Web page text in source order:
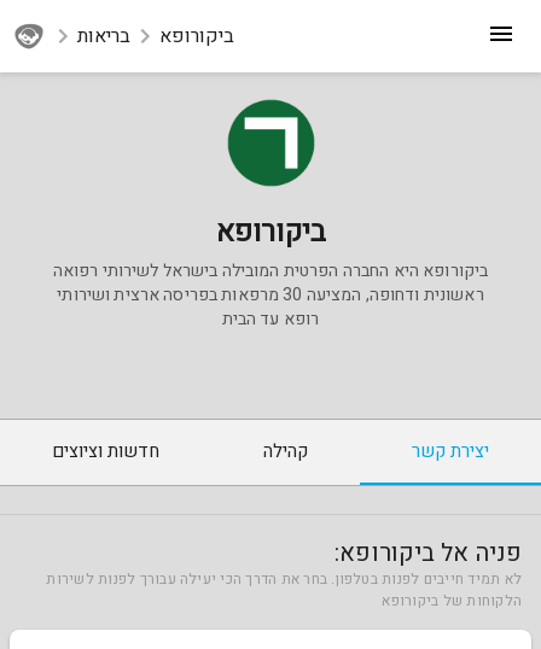
בריאות ביקורופא
ביקורופא
ביקורופא היא החברה הפרטית המובילה בישראל לשירותי רפואה
ראשונית ודחופה, המציעה 30 מרפאות בפריסה ארצית ושירותי
רופא עד הבית
יצירת קשר קהילה חדשות וציוצים
פניה אל ביקורופא:
לא תמיד חייבים לפנות בטלפון. בחר את הדרך הכי יעילה עבורך לפנות לשירות
הלקוחות של ביקורופא